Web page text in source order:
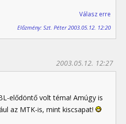
Válasz erre
Előzmény: Szt. Péter 2003.05.12. 12:20
2003.05.12. 12:27
elődöntő volt téma! Amúgy is
az MTK-is, mint kiscsapat!